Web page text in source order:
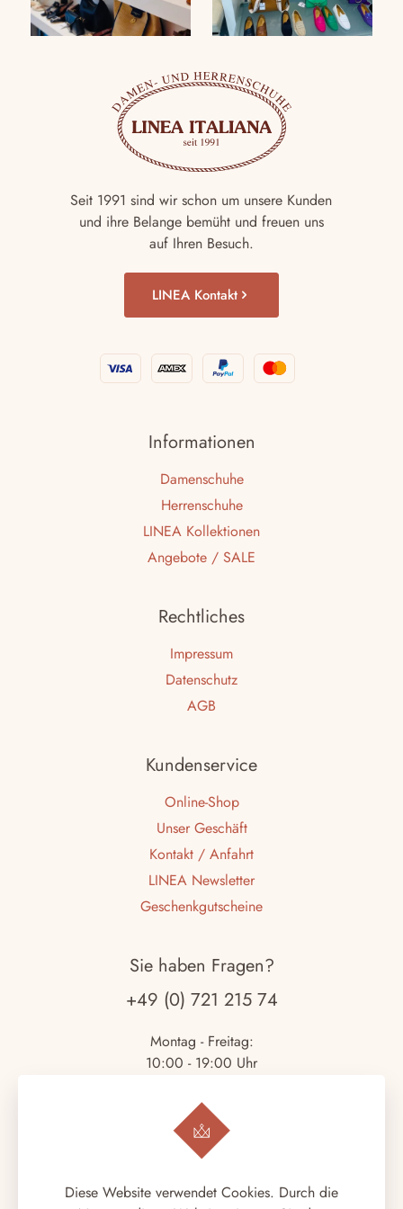
Seit 1991 sind wir schon um unsere Kunden
und ihre Belange bemüht und freuen uns
auf Ihren Besuch.
LINEA Kontakt
Informationen
Damenschuhe
Herrenschuhe
LINEA Kollektionen
Angebote / SALE
Rechtliches
Impressum
Datenschutz
AGB
Kundenservice
Online-Shop
Unser Geschäft
Kontakt / Anfahrt
LINEA Newsletter
Geschenkgutscheine
Sie haben Fragen?
+49 (0) 721 215 74
Montag - Freitag:
10:00 - 19:00 Uhr
Samstag:
10:00 - 18:00 Uhr
Copyright © 2026.LINEA ITALIANA . Alle Rechte
Diese Website verwendet Cookies. Durch die